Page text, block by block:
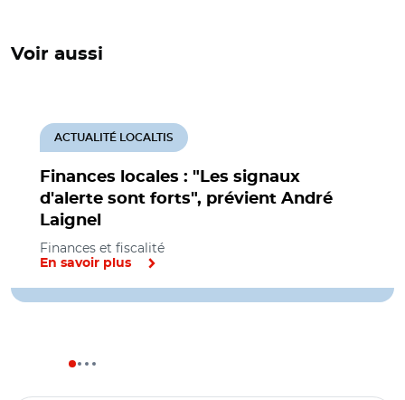
Voir aussi
Finances locales : "Les signaux
d'alerte sont forts", prévient André
Laignel
ACTUALITÉ LOCALTIS
Finances et fiscalité
En savoir plus